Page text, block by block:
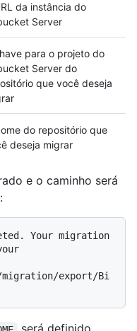
da instância do
Server
para o projeto do
Server do
que você deseja
do repositório que
deseja migrar
e o caminho será
Your migration
migration/export/Bi